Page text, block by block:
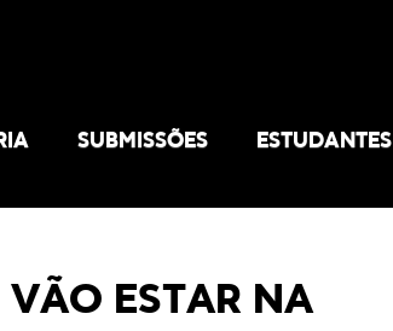
SUBMISSÕES ESTUDANTES
ESTAR NA